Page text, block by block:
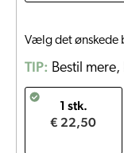
Vælg det ønskede
TIP: Bestil
1 stk.
€ 22,50